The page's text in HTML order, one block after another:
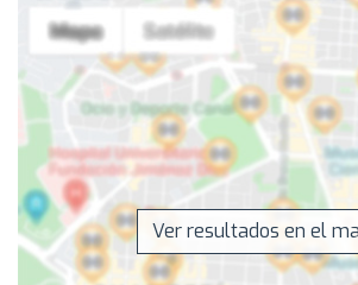
Ver resultados en el